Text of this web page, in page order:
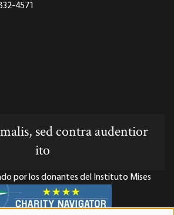
4571
RSS feed
sed contra audentior
ito
por los donantes del Instituto Mises